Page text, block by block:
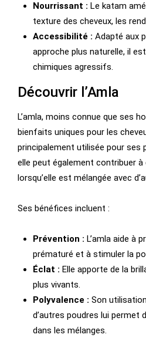
Nourrissant : Le katam
texture des cheveux, les
Accessibilité : Adapté aux
approche plus naturelle, il
chimiques agressifs.
Découvrir l’Amla
L’amla, moins connue que ses
bienfaits uniques pour les
principalement utilisée pour
elle peut également contribuer
lorsqu’elle est mélangée avec
Ses bénéfices incluent :
Prévention : L’amla aide à
prématuré et à stimuler la
Éclat : Elle apporte de la
plus vivants.
Polyvalence : Son
d’autres poudres lui permet
dans les mélanges.